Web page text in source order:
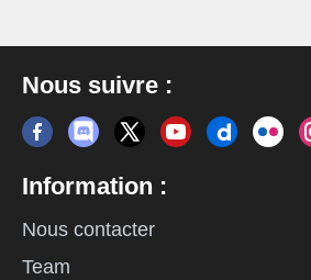
Nous suivre :
Information :
Nous contacter
Team